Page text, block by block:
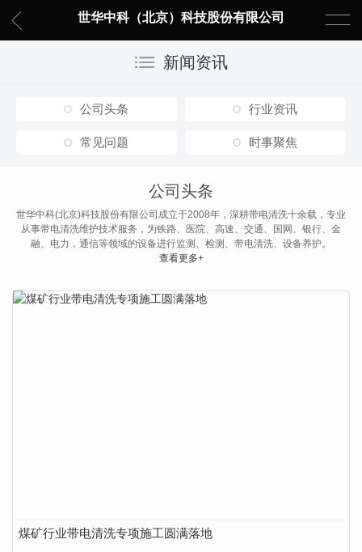
世华中科（北京）科技股份有限公司
新闻资讯
公司头条 行业资讯
常见问题 时事聚焦
公司头条
世华中科(北京)科技股份有限公司成立于2008年，深耕带电清洗十余载，专业
从事带电清洗维护技术服务，为铁路、医院、高速、交通、国网、银行、金
融、电力，通信等领域的设备进行监测、检测、带电清洗、设备养护。
查看更多+
煤矿行业带电清洗专项施工圆满落地